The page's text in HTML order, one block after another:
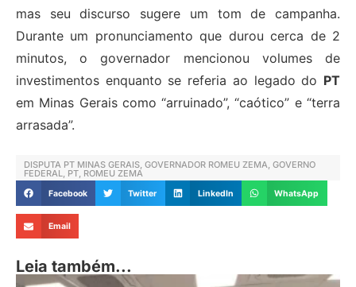
mas seu discurso sugere um tom de campanha.
Durante um pronunciamento que durou cerca de 2
minutos, o governador mencionou volumes de
investimentos enquanto se referia ao legado do PT
em Minas Gerais como “arruinado”, “caótico” e “terra
arrasada”.
DISPUTA PT MINAS GERAIS, GOVERNADOR ROMEU ZEMA, GOVERNO
FEDERAL, PT, ROMEU ZEMA
Facebook Twitter LinkedIn WhatsApp
Email
Leia também...